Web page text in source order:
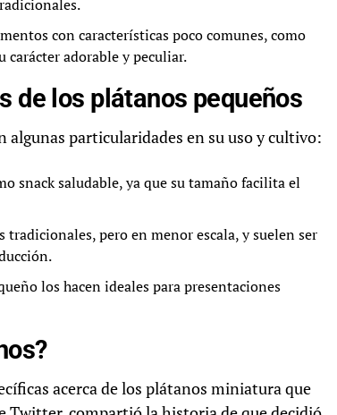
con características poco comunes, como
adorable y peculiar.
de los plátanos pequeños
particularidades en su uso y cultivo:
snack saludable, ya que su tamaño facilita el
pero en menor escala, y suelen ser
los hacen ideales para presentaciones
acerca de los plátanos miniatura que